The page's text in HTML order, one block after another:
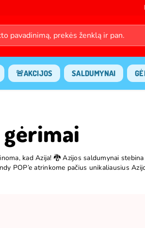
🚨AKCIJOS SALDUMYNAI
kad Azija! 🐉 Azijos saldumynai
POP’e atrinkome pačius unikaliausius